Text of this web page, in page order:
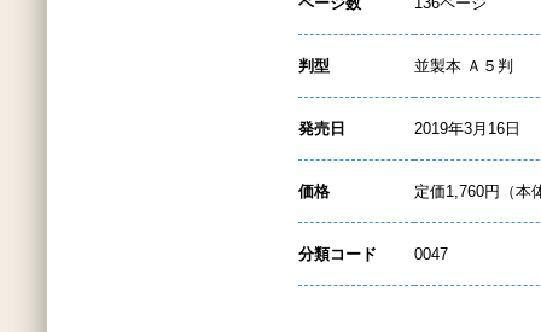
判型 並製本 Ａ５判
発売日 2019年3月16日
価格 定価1,760円（本
分類コード 0047